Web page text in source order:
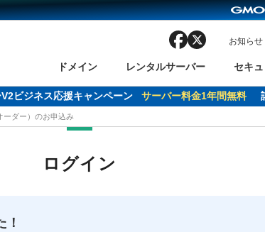
ドメイン
ドメイン一括検索
レンタルサーバー セキ
断
バリュードメインAPI
facebook お知らせ
方 おすすめ One レンタルサーバーを含む
方 おすすめ One レンタルサーバーを含む
ビジネス応援キャンペーン サーバー料金1年間無料
ーダー）のお申込み
ログイン